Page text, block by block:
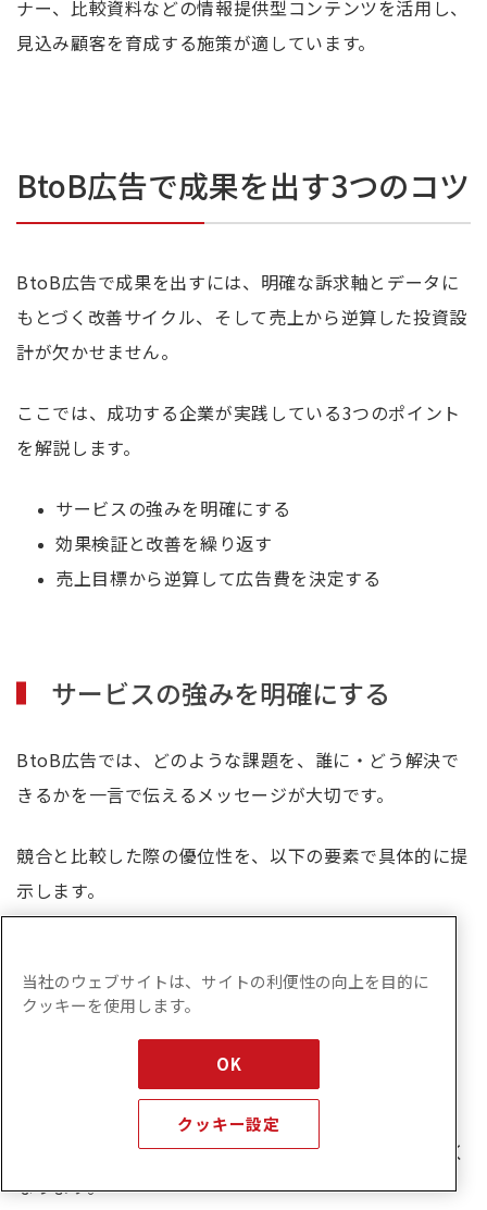
ナー、比較資料などの情報提供型コンテンツを活用し、
見込み顧客を育成する施策が適しています。
BtoB広告で成果を出す3つのコツ
BtoB広告で成果を出すには、明確な訴求軸とデータに
もとづく改善サイクル、そして売上から逆算した投資設
計が欠かせません。
ここでは、成功する企業が実践している3つのポイント
を解説します。
サービスの強みを明確にする
効果検証と改善を繰り返す
売上目標から逆算して広告費を決定する
サービスの強みを明確にする
BtoB広告では、どのような課題を、誰に・どう解決で
きるかを一言で伝えるメッセージが大切です。
競合と比較した際の優位性を、以下の要素で具体的に提
示します。
技術
導入実績
また、広告の訴求軸とLPのメッセージを一致させるこ
とで、クリック後の離脱を防ぎ、成果につながりやすく
なります。
当社のウェブサイトは、サイトの利便性の向上を目的に
クッキーを使用します。
OK
クッキー設定